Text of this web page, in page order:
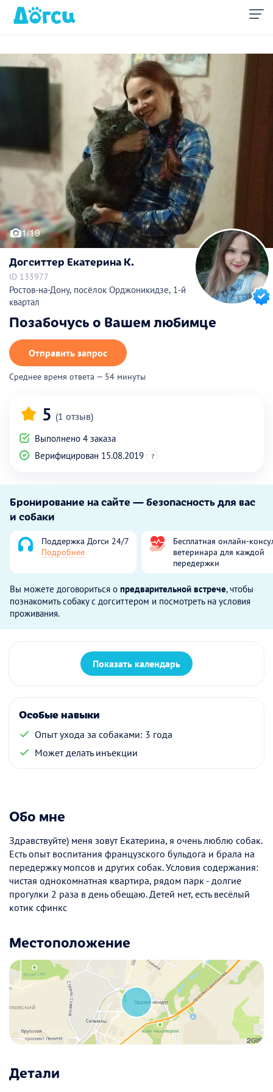
1/19
Догситтер Екатерина К.
ID 133977
Ростов-на-Дону, посёлок Орджоникидзе, 1-й
квартал
Позабочусь о Вашем любимце
Отправить запрос
Среднее время ответа — 54 минуты
5 (1 отзыв)
Выполнено 4 заказа
Верифицирован 15.08.2019
?
Бронирование на сайте — безопасность для вас
и собаки
Поддержка Догси 24/7
Подробнее
Бесплатная онлайн-
ветеринара для каждой
передержки
Вы можете договориться о предварительной встрече, чтобы
познакомить собаку с догситтером и посмотреть на условия
проживания.
Показать календарь
Особые навыки
Опыт ухода за собаками: 3 года
Может делать инъекции
Обо мне
Здравствуйте) меня зовут Екатерина, я очень люблю собак.
Есть опыт воспитания французского бульдога и брала на
передержку мопсов и других собак. Условия содержания:
чистая однокомнатная квартира, рядом парк - долгие
прогулки 2 раза в день обещаю. Детей нет, есть весёлый
котик сфинкс
Местоположение
Детали